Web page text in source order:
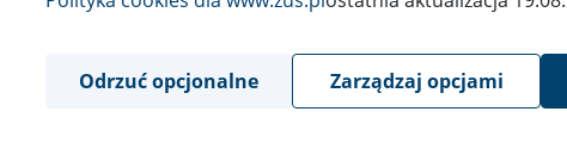
Ograniczenie w
Ograniczenie w
Odrzuć opcjonalne Zarządzaj opcjami